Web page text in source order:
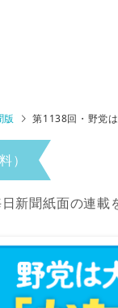
版 第1138回・野党
）
新聞紙面の連載